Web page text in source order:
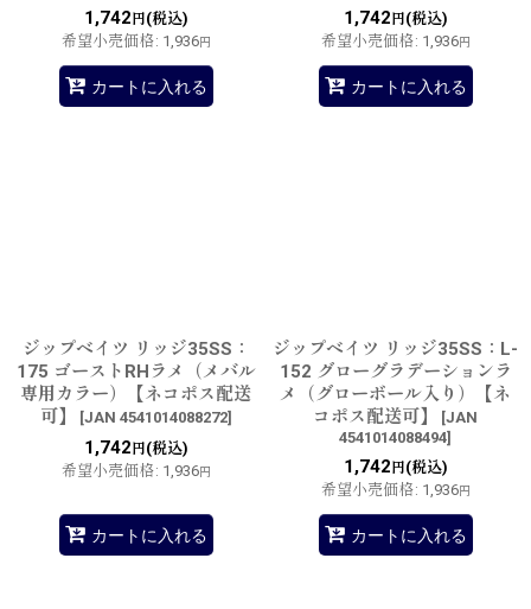
1,742 円(税込)
希望小売価格: 1,936円
カートに入れる
1,742 円(税込)
希望小売価格: 1,936円
カートに入れる
ジップベイツ リッジ35SS：
175 ゴーストRHラメ（メバル
専用カラー）【ネコポス配送
可】
[JAN 4541014088272]
1,742 円(税込)
希望小売価格: 1,936円
カートに入れる
ジップベイツ リッジ35SS：L-
152 グローグラデーションラ
メ（グローボール入り）【ネ
コポス配送可】
[JAN
4541014088494]
1,742 円(税込)
希望小売価格: 1,936円
カートに入れる